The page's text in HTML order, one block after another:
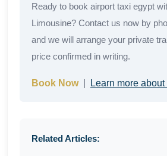
Ready to book airport taxi egypt
Limousine? Contact us now by
and we will arrange your private
price confirmed in writing.
Book Now| Learn more
Related Articles: